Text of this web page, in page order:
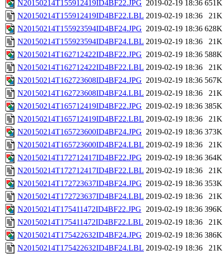
N20150214T155912419ID4BF22.JPG 2019-02-19 18:36 651K
N20150214T155912419ID4BF22.LBL 2019-02-19 18:36
21K
N20150214T155923594ID4BF24.JPG 2019-02-19 18:36 628K
N20150214T155923594ID4BF24.LBL 2019-02-19 18:36
21K
N20150214T162712422ID4BF22.JPG 2019-02-19 18:36 588K
N20150214T162712422ID4BF22.LBL 2019-02-19 18:36
21K
N20150214T162723608ID4BF24.JPG 2019-02-19 18:36 567K
N20150214T162723608ID4BF24.LBL 2019-02-19 18:36
21K
N20150214T165712419ID4BF22.JPG 2019-02-19 18:36 385K
N20150214T165712419ID4BF22.LBL 2019-02-19 18:36
21K
N20150214T165723600ID4BF24.JPG 2019-02-19 18:36 373K
N20150214T165723600ID4BF24.LBL 2019-02-19 18:36
21K
N20150214T172712417ID4BF22.JPG 2019-02-19 18:36 364K
N20150214T172712417ID4BF22.LBL 2019-02-19 18:36
21K
N20150214T172723637ID4BF24.JPG 2019-02-19 18:36 353K
N20150214T172723637ID4BF24.LBL 2019-02-19 18:36
21K
N20150214T175411472ID4BF22.JPG 2019-02-19 18:36 396K
N20150214T175411472ID4BF22.LBL 2019-02-19 18:36
21K
N20150214T175422632ID4BF24.JPG 2019-02-19 18:36 386K
N20150214T175422632ID4BF24.LBL 2019-02-19 18:36
21K